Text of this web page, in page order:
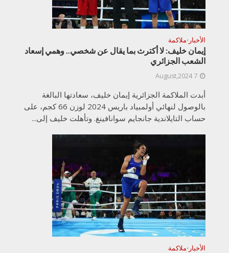
الأخبار •ملاكمة
إيمان خليف: لا أكترث بما يقال عن شخصي.. وهمي إسعاد
الشعب الجزائري
7 August,2024
أبدت الملاكمة الجزائرية إيمان خليف، سعادتها البالغة
بالوصول لنهائي أولمبياد باريس 2024 لوزن 66 كجم، على
حساب التايلاندية جانجايم سوانافينغ. وتأهلت خليف إلى...
الأخبار •ملاكمة